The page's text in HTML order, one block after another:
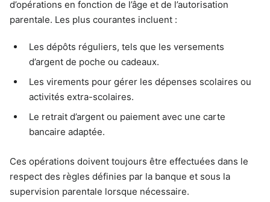
d’opérations en fonction de l’âge et de l’autorisation
parentale. Les plus courantes incluent :
Les dépôts réguliers, tels que les versements
d’argent de poche ou cadeaux.
Les virements pour gérer les dépenses scolaires ou
activités extra-scolaires.
Le retrait d’argent ou paiement avec une carte
bancaire adaptée.
Ces opérations doivent toujours être effectuées dans le
respect des règles définies par la banque et sous la
supervision parentale lorsque nécessaire.